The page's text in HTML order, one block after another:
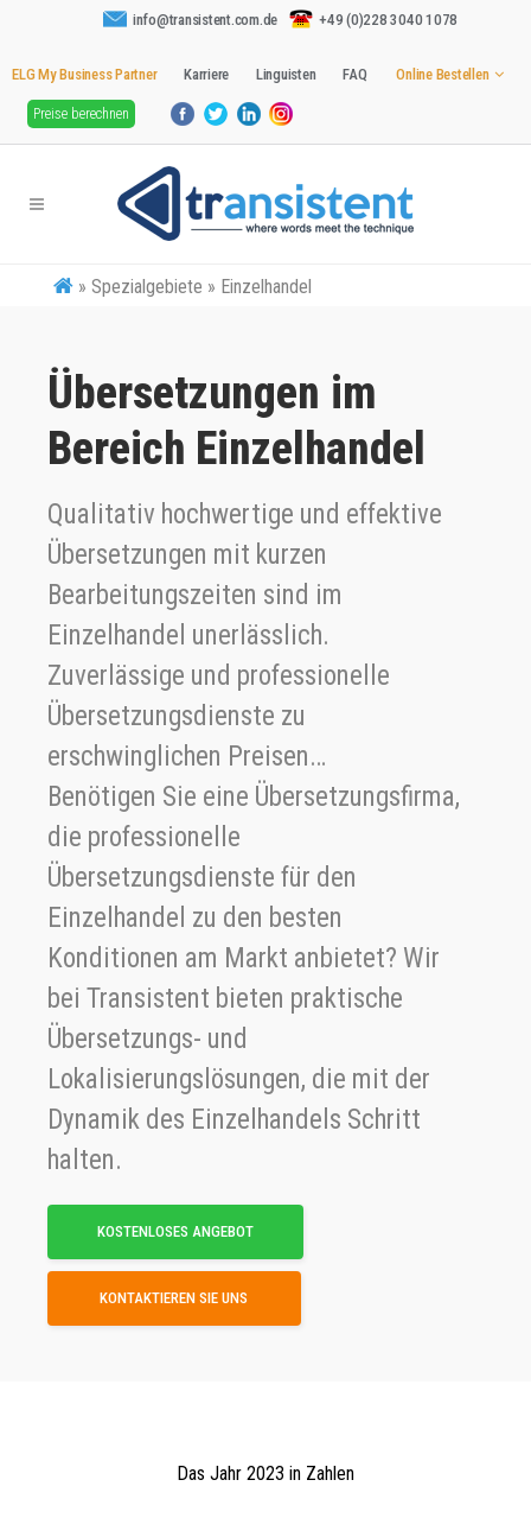
info@transistent.com.de +49 (0)228 3040 1078
ELG My Business Partner Karriere Linguisten FAQ Online Bestellen
Preise berechnen
» Spezialgebiete » Einzelhandel
Übersetzungen im
Bereich Einzelhandel
Qualitativ hochwertige und effektive
Übersetzungen mit kurzen
Bearbeitungszeiten sind im
Einzelhandel unerlässlich.
Zuverlässige und professionelle
Übersetzungsdienste zu
erschwinglichen Preisen…
Benötigen Sie eine Übersetzungsfirma,
die professionelle
Übersetzungsdienste für den
Einzelhandel zu den besten
Konditionen am Markt anbietet? Wir
bei Transistent bieten praktische
Übersetzungs- und
Lokalisierungslösungen, die mit der
Dynamik des Einzelhandels Schritt
halten.
KOSTENLOSES ANGEBOT
KONTAKTIEREN SIE UNS
Das Jahr 2023 in Zahlen